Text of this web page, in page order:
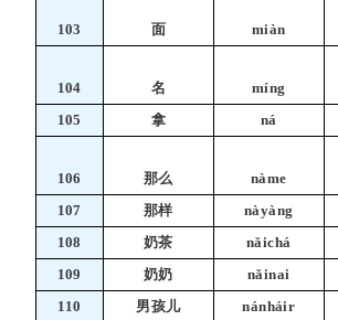
103 面 miàn
104 名 míng
105 拿 ná
106 那么 nàme
107
那样 nàyàng
108
奶茶 nǎichá
109
奶奶 nǎinai
110
男孩儿 nánháir